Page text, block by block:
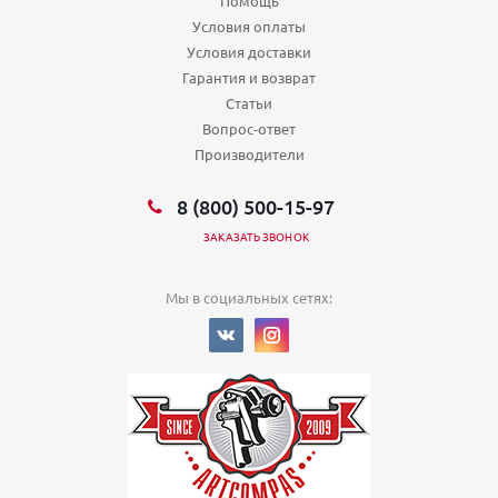
Екатеринбург, ул 40-летия Октября 25
Пн,Вт,Ср,Чт,Пт,Сб,Вс (10:00 - 20:00)
Екатеринбург, ул 40-летия Октября 75
Пн,Вт,Ср,Чт,Пт,Сб,Вс (10:00 - 21:00)
Екатеринбург, ул 8 Марта 127
Пн,Вт,Ср,Чт,Пт,Сб,Вс (09:00 - 21:00)
Пн,Вт,Ср,Чт,Пт (10:00 - 19:30) Сб (10:00 - 16:00) Вс (выходной)
Пн,Вт,Ср,Чт,Пт,Сб,Вс (09:00 - 21:00)
Пн,Вт,Ср,Чт,Пт (09:00 - 21:00) Сб,Вс (выходной)
Екатеринбург, ул Академика Шварца
Пн,Вт,Ср,Чт,Пт,Сб,Вс (10:00 - 22:00)
Екатеринбург, ул Академическая 29
Пн,Вт,Ср,Чт,Пт,Сб,Вс (09:00 - 20:30)
Екатеринбург, ул Амундсена
Пн,Вт,Ср,Чт,Пт,Сб,Вс (10:00 - 22:00)
Екатеринбург, ул Амундсена 65
Условия оплаты
Условия доставки
Гарантия и возврат
Статьи
Вопрос-ответ
Производители
8 (800) 500-15-97
ЗАКАЗАТЬ ЗВОНОК
Мы в социальных сетях: